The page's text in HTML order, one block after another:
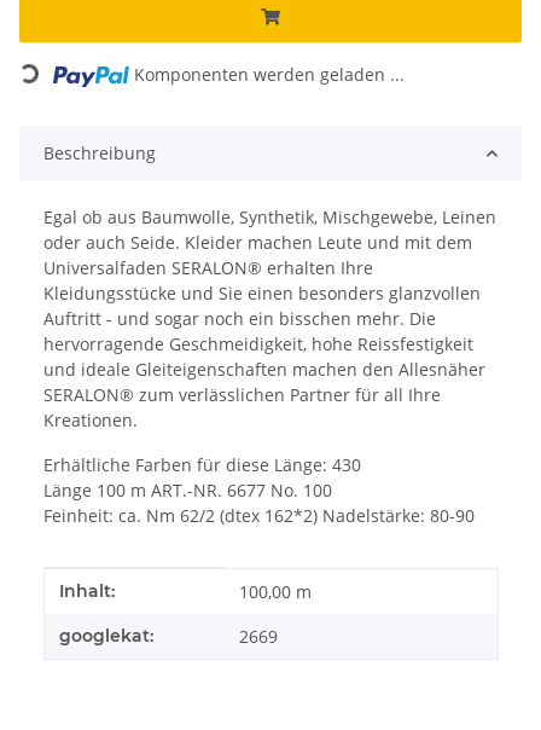
Loading... Komponenten werden geladen ...
Beschreibung
Egal ob aus Baumwolle, Synthetik, Mischgewebe, Leinen
oder auch Seide. Kleider machen Leute und mit dem
Universalfaden SERALON® erhalten Ihre
Kleidungsstücke und Sie einen besonders glanzvollen
Auftritt - und sogar noch ein bisschen mehr. Die
hervorragende Geschmeidigkeit, hohe Reissfestigkeit
und ideale Gleiteigenschaften machen den Allesnäher
SERALON® zum verlässlichen Partner für all Ihre
Kreationen.
Erhältliche Farben für diese Länge: 430
Länge 100 m ART.-NR. 6677 No. 100
Feinheit: ca. Nm 62/2 (dtex 162*2) Nadelstärke: 80-90
Produkteigenschaft
Wert
Inhalt: 100,00 m
googlekat: 2669